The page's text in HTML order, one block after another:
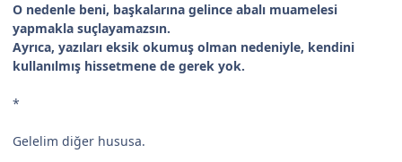
O nedenle beni, başkalarına gelince abalı muamelesi
yapmakla suçlayamazsın.
Ayrıca, yazıları eksik okumuş olman nedeniyle, kendini
kullanılmış hissetmene de gerek yok.
*
Gelelim diğer hususa.